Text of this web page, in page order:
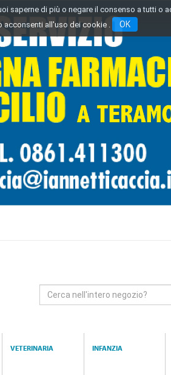
saperne di più o negare il consenso a tutti o
acconsenti all'uso dei cookie .
OK
Cerca
VETERINARIA INFANZIA